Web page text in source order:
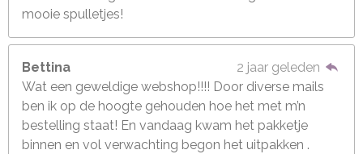
mooie spulletjes!
Bettina
2 jaar geleden
Wat een geweldige webshop!!!! Door diverse mails
ben ik op de hoogte gehouden hoe het met m’n
bestelling staat! En vandaag kwam het pakketje
binnen en vol verwachting begon het uitpakken .